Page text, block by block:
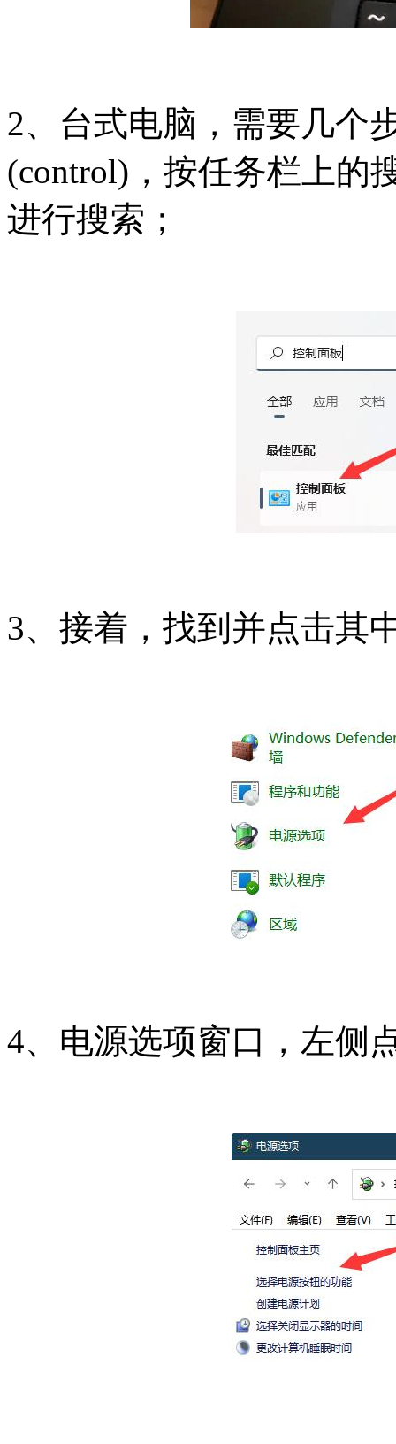
2、台式电脑，需要几个
(control)，按任务栏上的
进行搜索；
3、接着，找到并点击其
4、电源选项窗口，左侧